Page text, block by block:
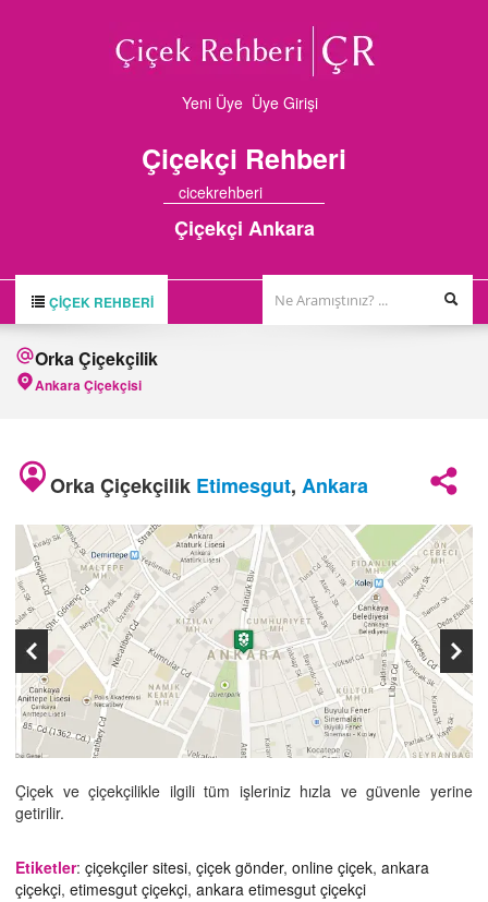
Yeni Üye Üye Girişi
Çiçekçi Rehberi
cicekrehberi
Çiçekçi Ankara
ÇIÇEK REHBERI
ÇİÇEKÇİLER
FİRMA BAŞVURUSU
Orka Çiçekçilik
Ankara Çiçekçisi
Orka Çiçekçilik Etimesgut, Ankara
Çiçek ve çiçekçilikle ilgili tüm işleriniz hızla ve güvenle yerine
getirilir.
Etiketler: çiçekçiler sitesi, çiçek gönder, online çiçek, ankara
çiçekçi, etimesgut çiçekçi, ankara etimesgut çiçekçi